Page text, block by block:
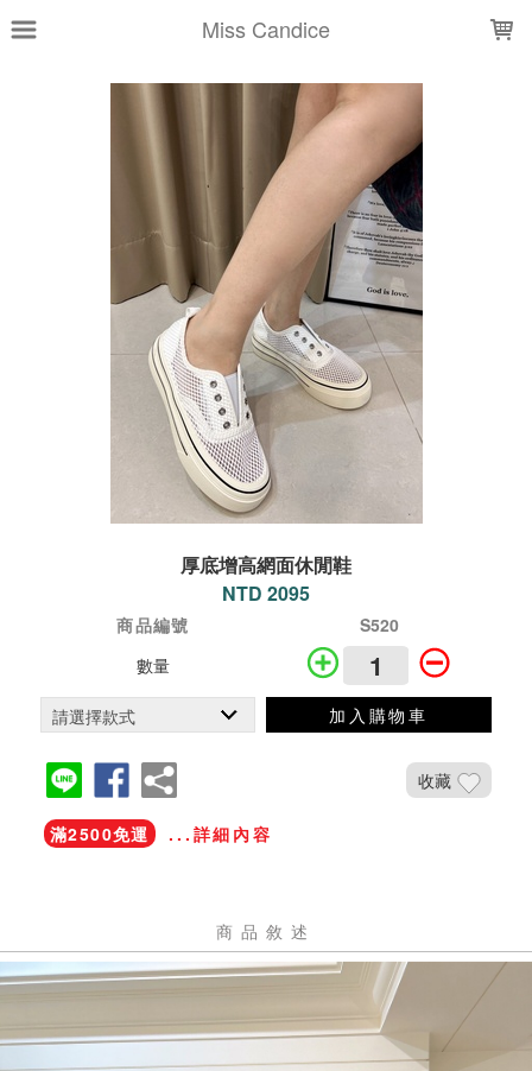
Miss Candice
厚底增高網面休閒鞋
NTD 2095
商品編號
S520
數量
加入購物車
收藏
滿2500免運 ...詳細內容
商品敘述